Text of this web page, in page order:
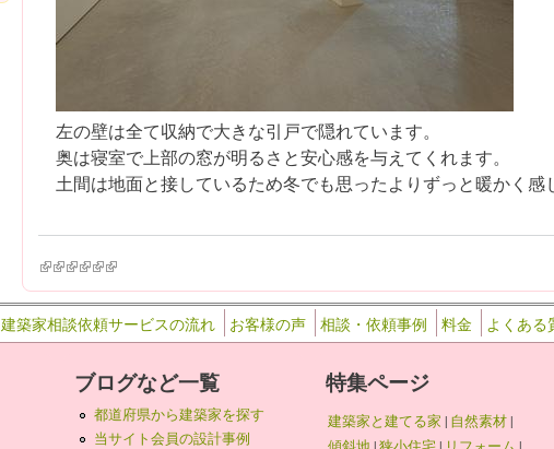
左の壁は全て収納で大きな引戸で隠れています。
奥は寝室で上部の窓が明るさと安心感を与えてくれます。
土間は地面と接しているため冬でも思ったよりずっと暖かく感
(link is external)
(link is external)
(link is external)
(link is external)
(link is external)
(link is external)
建築家相談依頼サービスの流れ お客様の声 相談・依頼事例 料金 よくある
ブログなど一覧
都道府県から建築家を探す
当サイト会員の設計事例
特集ページ
建築家と建てる家 | 自然素材|